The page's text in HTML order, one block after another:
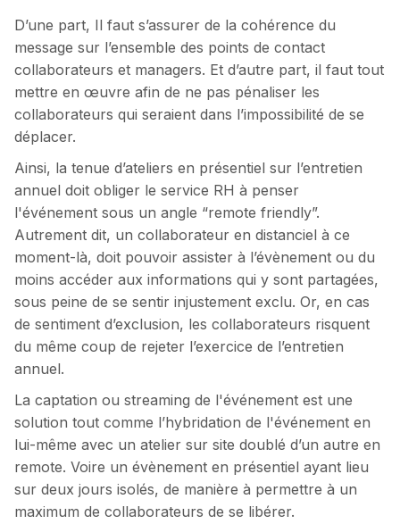
D’une part, Il faut s’assurer de la cohérence du
message sur l’ensemble des points de contact
collaborateurs et managers. Et d’autre part, il faut tout
mettre en œuvre afin de ne pas pénaliser les
collaborateurs qui seraient dans l’impossibilité de se
déplacer.
Ainsi, la tenue d’ateliers en présentiel sur l’entretien
annuel doit obliger le service RH à penser
l'événement sous un angle “remote friendly”.
Autrement dit, un collaborateur en distanciel à ce
moment-là, doit pouvoir assister à l’évènement ou du
moins accéder aux informations qui y sont partagées,
sous peine de se sentir injustement exclu. Or, en cas
de sentiment d’exclusion, les collaborateurs risquent
du même coup de rejeter l’exercice de l’entretien
annuel.
La captation ou streaming de l'événement est une
solution tout comme l’hybridation de l'événement en
lui-même avec un atelier sur site doublé d’un autre en
remote. Voire un évènement en présentiel ayant lieu
sur deux jours isolés, de manière à permettre à un
maximum de collaborateurs de se libérer.